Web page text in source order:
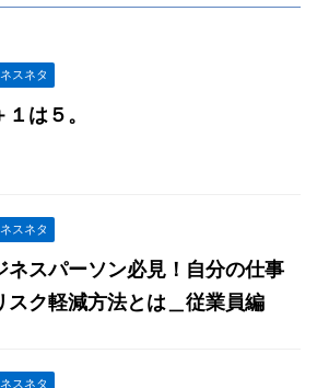
スネタ
１は５。
スネタ
ネスパーソン必見！自分の仕事
スク軽減方法とは＿従業員編
スネタ